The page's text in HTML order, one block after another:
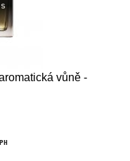
vůně -